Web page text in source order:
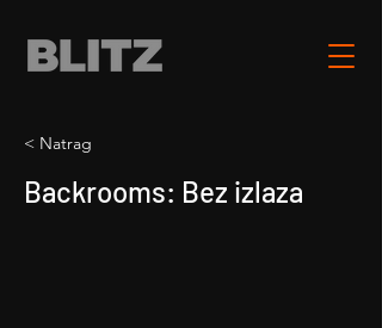
< Natrag
Backrooms: Bez izlaza